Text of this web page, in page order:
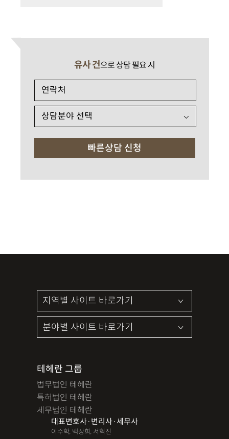
유사 건으로 상담 필요 시
테헤란 그룹
법무법인 테헤란
특허법인 테헤란
세무법인 테헤란
대표변호사·변리사·세무사
이수학, 백상희, 서혁진